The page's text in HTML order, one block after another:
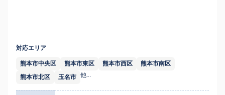
対応エリア
熊本市中央区 熊本市東区 熊本市西区
熊本市南区
熊本市北区
玉名市 他...